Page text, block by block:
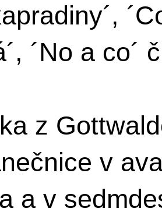
´No a co´
z
v
a v